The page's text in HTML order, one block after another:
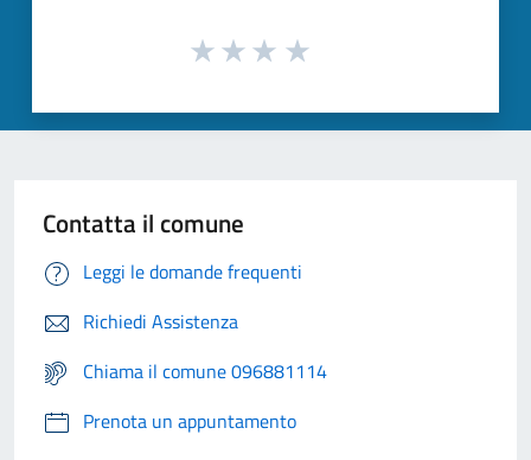
Contatta il comune
Leggi le domande frequenti
Richiedi Assistenza
Chiama il comune 096881114
Prenota un appuntamento